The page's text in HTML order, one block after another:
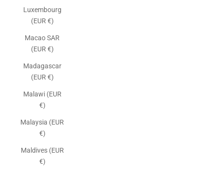
Luxembourg
(EUR €)
Macao SAR
(EUR €)
Madagascar
(EUR €)
Malawi (EUR
€)
Malaysia (EUR
€)
Maldives (EUR
€)